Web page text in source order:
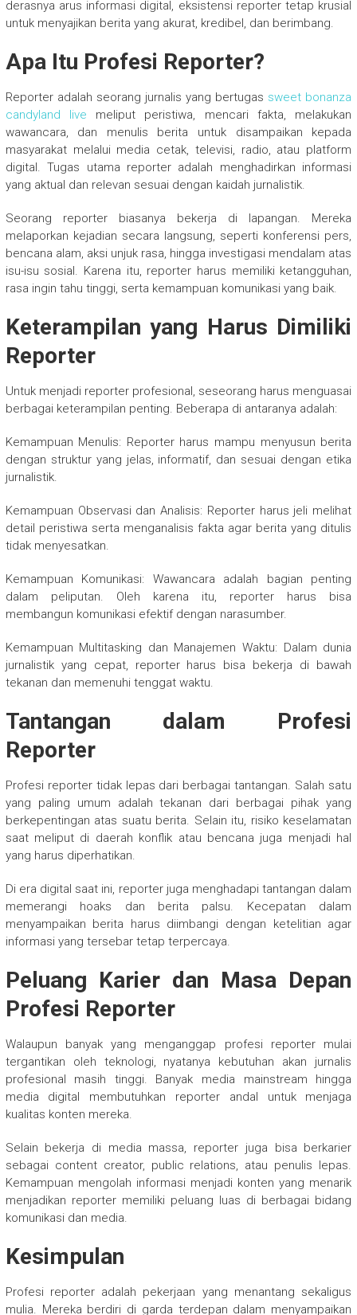
derasnya arus informasi digital, eksistensi reporter tetap krusial
untuk menyajikan berita yang akurat, kredibel, dan berimbang.
Apa Itu Profesi Reporter?
Reporter adalah seorang jurnalis yang bertugas sweet bonanza
candyland live meliput peristiwa, mencari fakta, melakukan
wawancara, dan menulis berita untuk disampaikan kepada
masyarakat melalui media cetak, televisi, radio, atau platform
digital. Tugas utama reporter adalah menghadirkan informasi
yang aktual dan relevan sesuai dengan kaidah jurnalistik.
Seorang reporter biasanya bekerja di lapangan. Mereka
melaporkan kejadian secara langsung, seperti konferensi pers,
bencana alam, aksi unjuk rasa, hingga investigasi mendalam atas
isu-isu sosial. Karena itu, reporter harus memiliki ketangguhan,
rasa ingin tahu tinggi, serta kemampuan komunikasi yang baik.
Keterampilan yang Harus Dimiliki
Reporter
Untuk menjadi reporter profesional, seseorang harus menguasai
berbagai keterampilan penting. Beberapa di antaranya adalah:
Kemampuan Menulis: Reporter harus mampu menyusun berita
dengan struktur yang jelas, informatif, dan sesuai dengan etika
jurnalistik.
Kemampuan Observasi dan Analisis: Reporter harus jeli melihat
detail peristiwa serta menganalisis fakta agar berita yang ditulis
tidak menyesatkan.
Kemampuan Komunikasi: Wawancara adalah bagian penting
dalam peliputan. Oleh karena itu, reporter harus bisa
membangun komunikasi efektif dengan narasumber.
Kemampuan Multitasking dan Manajemen Waktu: Dalam dunia
jurnalistik yang cepat, reporter harus bisa bekerja di bawah
tekanan dan memenuhi tenggat waktu.
Tantangan dalam Profesi
Reporter
Profesi reporter tidak lepas dari berbagai tantangan. Salah satu
yang paling umum adalah tekanan dari berbagai pihak yang
berkepentingan atas suatu berita. Selain itu, risiko keselamatan
saat meliput di daerah konflik atau bencana juga menjadi hal
yang harus diperhatikan.
Di era digital saat ini, reporter juga menghadapi tantangan dalam
memerangi hoaks dan berita palsu. Kecepatan dalam
menyampaikan berita harus diimbangi dengan ketelitian agar
informasi yang tersebar tetap terpercaya.
Peluang Karier dan Masa Depan
Profesi Reporter
Walaupun banyak yang menganggap profesi reporter mulai
tergantikan oleh teknologi, nyatanya kebutuhan akan jurnalis
profesional masih tinggi. Banyak media mainstream hingga
media digital membutuhkan reporter andal untuk menjaga
kualitas konten mereka.
Selain bekerja di media massa, reporter juga bisa berkarier
sebagai content creator, public relations, atau penulis lepas.
Kemampuan mengolah informasi menjadi konten yang menarik
menjadikan reporter memiliki peluang luas di berbagai bidang
komunikasi dan media.
Kesimpulan
Profesi reporter adalah pekerjaan yang menantang sekaligus
mulia. Mereka berdiri di garda terdepan dalam menyampaikan